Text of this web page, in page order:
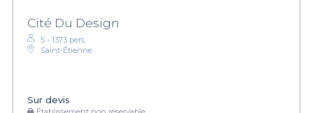
Cité Du Design
5 - 1373 pers.
Saint-Étienne
Sur devis